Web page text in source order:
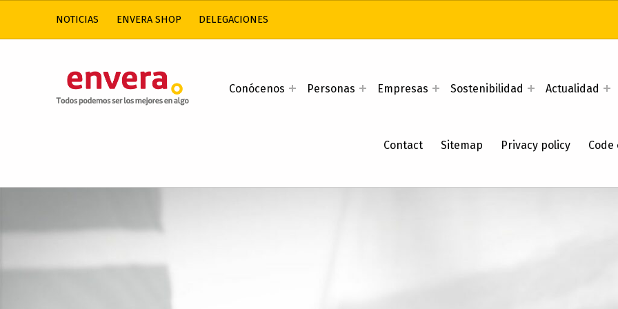
ATENCIÓN A PERSONAS CON DISCAPACIDAD INTELECTUAL
Conócenos Personas Empresas Sostenibilidad Actualidad
Contact Sitemap Privacy policy
NOTICIAS ENVERA SHOP DELEGACIONES